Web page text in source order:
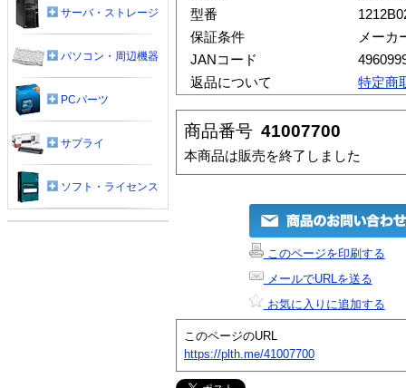
型番
保証条件
メーカ
JANコード
返品について
特定商
商品番号 41007700
本商品は販売を終了しました
このページを印刷する
メールでURLを送る
お気に入りに追加する
このページのURL
https://plth.me/41007700
サーバ・ストレージ
パソコン・周辺機器
PCパーツ
サプライ
ソフト・ライセンス